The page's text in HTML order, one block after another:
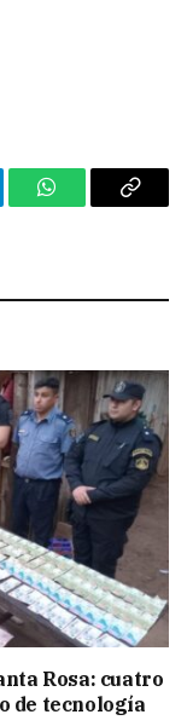
WhatsAppCopy
Rosa: cuatro
de tecnología